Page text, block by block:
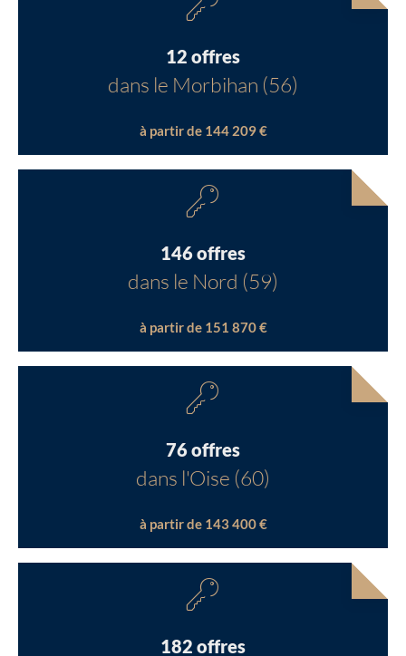
12 offres
dans le Morbihan (56)
à partir de 144 209 €
146 offres
dans le Nord (59)
à partir de 151 870 €
76 offres
dans l'Oise (60)
à partir de 143 400 €
182 offres